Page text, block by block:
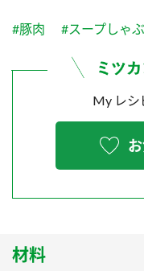
ふりかけ
炊き込みご飯の素
PIN印
スペシャルサイト
お酢を知ろう！
ぽん酢サワー
ZENB
MIM（
各部門が
販売終了製品のご案内
よくあるご質問
地図から取り扱い店舗を
#豚肉 #スープしゃ
My レシ
材料